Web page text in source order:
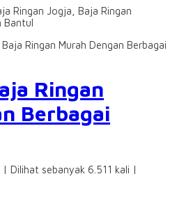
Ringan Jogja, Baja Ringan
Bantul
Ringan Murah Dengan Berbagai
Ringan
Berbagai
Dilihat sebanyak 6.511 kali |